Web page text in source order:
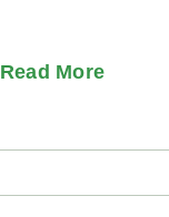
Read More